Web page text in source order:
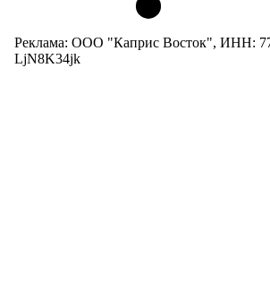
Реклама: ООО "Каприс Восток", ИНН:
LjN8K34jk